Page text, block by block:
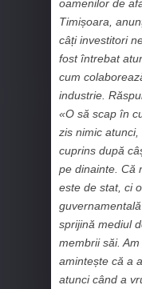
oamenilor de
Timișoara,
câți investitori
fost întrebat
cum
industrie.
«O să scap în
zis nimic
cuprins după
pe dinainte. Că
este de stat, ci
sprijină mediul
membrii săi.
amintește că a
atunci când a